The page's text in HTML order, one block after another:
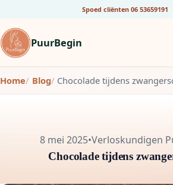
Spoed cliënten 06 53659191
PuurBegin
Home Blog Chocolade tijdens
8 mei 2025•Verloskundigen
Chocolade tijdens